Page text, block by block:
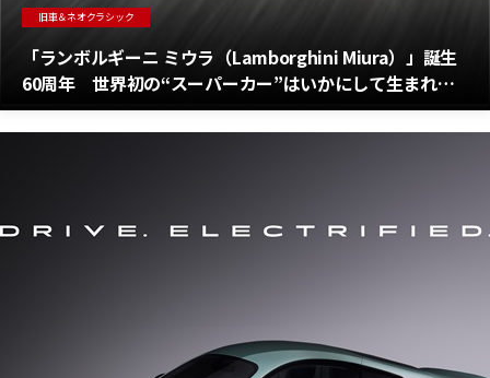
旧車＆ネオクラシック
「ランボルギーニ ミウラ（Lamborghini Miura）」誕生
60周年 世界初の“スーパーカー”はいかにして生まれた
のか